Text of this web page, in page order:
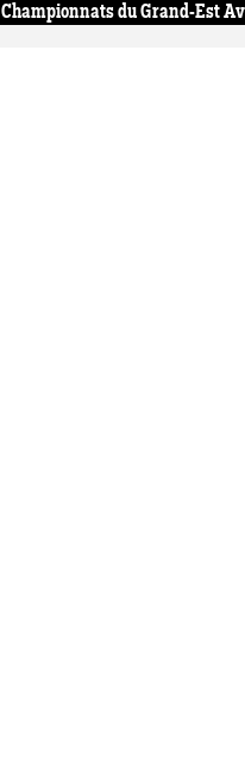
Championnats du Grand-Est